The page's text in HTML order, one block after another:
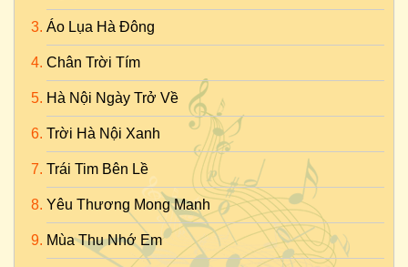
Áo Lụa Hà Đông
Chân Trời Tím
Hà Nội Ngày Trở Về
Trời Hà Nội Xanh
Trái Tim Bên Lề
Yêu Thương Mong Manh
Mùa Thu Nhớ Em